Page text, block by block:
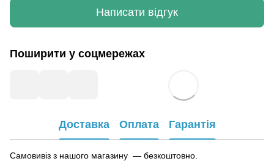
Написати відгук
Поширити у соцмережах
Доставка Оплата Гарантія
Самовивіз з нашого магазину — безкоштовно.